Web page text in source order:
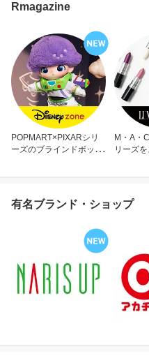
Rmagazine
POPMART×PIXARシリ
ーズのブラインドボック
M・A・
リーズ
有名ブランド・ショップ